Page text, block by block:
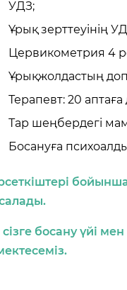
УДЗ;
Ұрық зерттеуінің
Цервикометрия 4
Ұрықжолдастың
Терапевт: 20
Тар шеңбердегі
Босануға
сізге босану үйі